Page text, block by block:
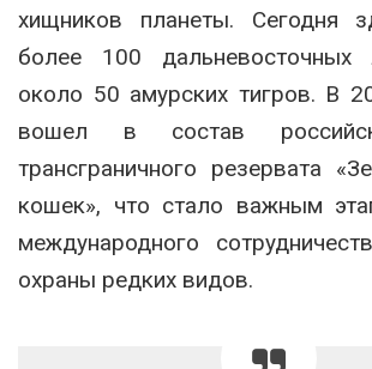
хищников планеты. Сегодня
более 100 дальневосточных
около 50 амурских тигров. В
вошел в состав
трансграничного резервата
кошек», что стало важным
международного
охраны редких видов.